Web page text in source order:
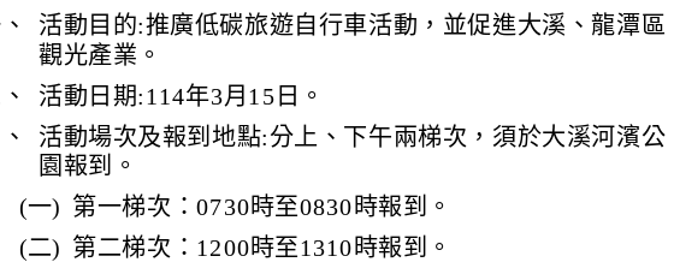
活動目的:推廣低碳旅遊自行車活動，並促進大溪、龍潭區
觀光產業。
活動日期:114年3月15日。
活動場次及報到地點:分上、下午兩梯次，須於大溪河濱公
園報到。
(一) 第一梯次：0730時至0830時報到。
(二) 第二梯次：1200時至1310時報到。